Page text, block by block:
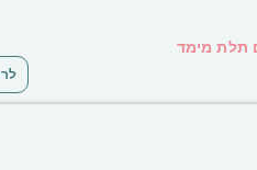
תלת מימד